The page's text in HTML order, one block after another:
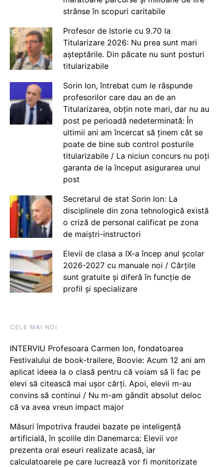
strânse în scopuri caritabile
Profesor de Istorie cu 9.70 la
Titularizare 2026: Nu prea sunt mari
așteptările. Din păcate nu sunt posturi
titularizabile
Sorin Ion, întrebat cum le răspunde
profesorilor care dau an de an
Titularizarea, obțin note mari, dar nu au
post pe perioadă nedeterminată: În
ultimii ani am încercat să ținem cât se
poate de bine sub control posturile
titularizabile / La niciun concurs nu poți
garanta de la început asigurarea unui
post
Secretarul de stat Sorin Ion: La
disciplinele din zona tehnologică există
o criză de personal calificat pe zona
de maiștri-instructori
Elevii de clasa a IX-a încep anul școlar
2026-2027 cu manuale noi / Cărțile
sunt gratuite și diferă în funcție de
profil și specializare
CELE MAI NOI
INTERVIU Profesoara Carmen Ion, fondatoarea
Festivalului de book-trailere, Boovie: Acum 12 ani am
aplicat ideea la o clasă pentru că voiam să îi fac pe
elevi să citească mai ușor cărți. Apoi, elevii m-au
convins să continui / Nu m-am gândit absolut deloc
că va avea vreun impact major
Măsuri împotriva fraudei bazate pe inteligență
artificială, în școlile din Danemarca: Elevii vor
prezenta oral eseuri realizate acasă, iar
calculatoarele pe care lucrează vor fi monitorizate